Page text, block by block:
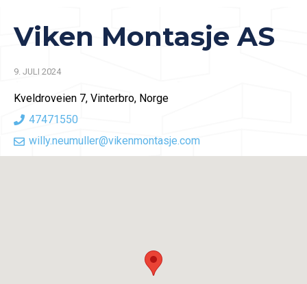
Viken Montasje AS
9. JULI 2024
Kveldroveien 7, Vinterbro, Norge
47471550
willy.neumuller@vikenmontasje.com